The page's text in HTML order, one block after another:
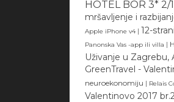
HOTEL BOR 3* 2/
mršavljenje i
Apple iPhone v4 | 12-
Panonska Vas -app ili villa |
Uživanje u
GreenTravel -
neuroekonomiju | Relais
Valentinovo 2017